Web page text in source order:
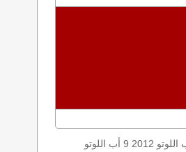
اليكم نتائج اللوتو الخميس, الخميس 2012-08-09, سحب اللوتو 2012-08-09, سحب اللوتو 2012 9 أب اللوتو, loto, lotto, نتيجة اللوتو, نتيجة اللوتو ١٠١٢ نتيجة اللوتو 1012, اللوتو ١٠١٢, لوتو اليوم